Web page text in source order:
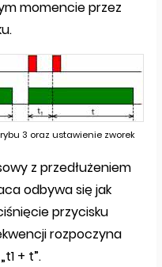
momencie przez
3 oraz ustawienie zworek
z przedłużeniem
odbywa się jak
przycisku
rozpoczyna
+ t”.